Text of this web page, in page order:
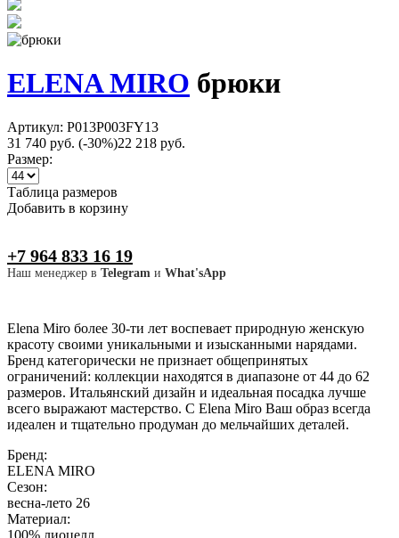
ELENA MIRO брюки
Артикул: P013P003FY13
31 740 руб. (-30%)22 218 руб.
Размер:
Таблица размеров
Добавить в корзину
+7 964 833 16 19
Наш менеджер в Telegram и What'sApp
Elena Miro более 30-ти лет воспевает природную женскую
красоту своими уникальными и изысканными нарядами.
Бренд категорически не признает общепринятых
ограничений: коллекции находятся в диапазоне от 44 до 62
размеров. Итальянский дизайн и идеальная посадка лучше
всего выражают мастерство. С Elena Miro Ваш образ всегда
идеален и тщательно продуман до мельчайших деталей.
Бренд:
ELENA MIRO
Сезон:
весна-лето 26
Материал:
100% лиоцелл